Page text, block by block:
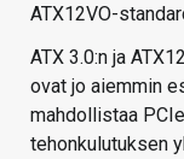
ATX12VO-
ATX 3.0:n ja
ovat jo aiemmin
mahdollistaa
tehonkulutuksen